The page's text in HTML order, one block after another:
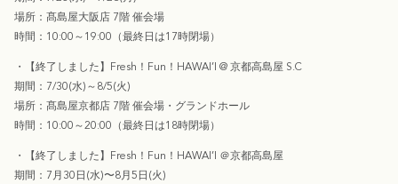
場所：髙島屋大阪店 7階 催会場
時間： 10:00 ～ 19:00 （最終日は17時閉場）
・ 【終了しました】
Fresh！Fun！HAWAI’I @ 京都高島屋 S.C
期間：7/30(水)～8/5(火)
場所：髙島屋京都店 7階 催会場・グランドホール
時間： 10:00 ～20:00 （最終日は18時閉場）
・ 【終了しました】
Fresh！Fun！HAWAI’I ＠京都高島屋
期間：7月30日(水)〜8月5日(火)